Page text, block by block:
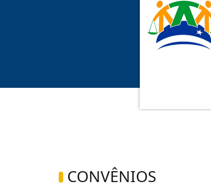
CONVÊNIOS